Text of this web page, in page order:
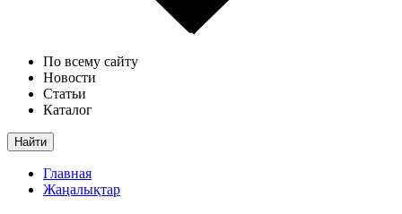
По всему сайту
Новости
Статьи
Каталог
Найти
Главная
Жаңалықтар